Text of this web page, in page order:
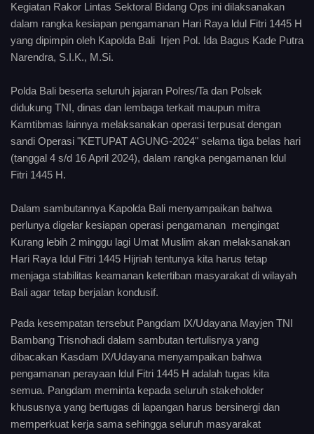
Kegiatan Rakor Lintas Sektoral Bidang Ops ini dilaksanakan
dalam rangka kesiapan pengamanan Hari Raya ldul Fitri 1445 H
yang dipimpin oleh Kapolda Bali Irjen Pol. Ida Bagus Kade Putra
Narendra, S.I.K., M.Si.
Polda Bali beserta seluruh jajaran Polres/Ta dan Polsek
didukung TNI, dinas dan lembaga terkait maupun mitra
Kamtibmas lainnya melaksanakan operasi terpusat dengan
sandi Operasi "KETUPAT AGUNG-2024" selama tiga belas hari
(tanggal 4 s/d 16 April 2024), dalam rangka pengamanan ldul
Fitri 1445 H.
Dalam sambutannya Kapolda Bali menyampaikan bahwa
perlunya digelar kesiapan operasi pengamanan mengingat
Kurang lebih 2 minggu lagi Umat Muslim akan melaksanakan
Hari Raya Idul Fitri 1445 Hijriah tentunya kita harus tetap
menjaga stabilitas keamanan ketertiban masyarakat di wilayah
Bali agar tetap berjalan kondusif.
Pada kesempatan tersebut Pangdam lX/Udayana Mayjen TNI
Bambang Trisnohadi dalam sambutan tertulisnya yang
dibacakan Kasdam lX/Udayana menyampaikan bahwa
pengamanan perayaan ldul Fitri 1445 H adalah tugas kita
semua. Pangdam meminta kepada seluruh stakeholder
khususnya yang bertugas di lapangan harus bersinergi dan
memperkuat kerja sama sehingga seluruh masyarakat